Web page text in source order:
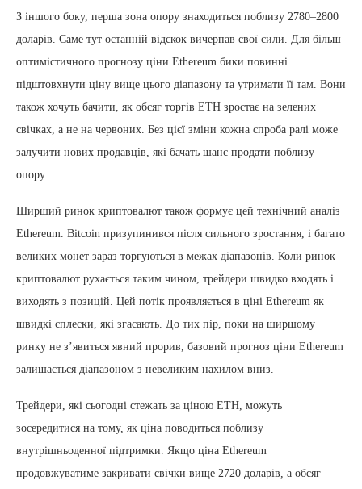
З іншого боку, перша зона опору знаходиться поблизу 2780–2800
доларів. Саме тут останній відскок вичерпав свої сили. Для більш
оптимістичного прогнозу ціни Ethereum бики повинні
підштовхнути ціну вище цього діапазону та утримати її там. Вони
також хочуть бачити, як обсяг торгів ETH зростає на зелених
свічках, а не на червоних. Без цієї зміни кожна спроба ралі може
залучити нових продавців, які бачать шанс продати поблизу
опору.
Ширший ринок криптовалют також формує цей технічний аналіз
Ethereum. Bitcoin призупинився після сильного зростання, і багато
великих монет зараз торгуються в межах діапазонів. Коли ринок
криптовалют рухається таким чином, трейдери швидко входять і
виходять з позицій. Цей потік проявляється в ціні Ethereum як
швидкі сплески, які згасають. До тих пір, поки на ширшому
ринку не з’явиться явний прорив, базовий прогноз ціни Ethereum
залишається діапазоном з невеликим нахилом вниз.
Трейдери, які сьогодні стежать за ціною ETH, можуть
зосередитися на тому, як ціна поводиться поблизу
внутрішньоденної підтримки. Якщо ціна Ethereum
продовжуватиме закривати свічки вище 2720 доларів, а обсяг